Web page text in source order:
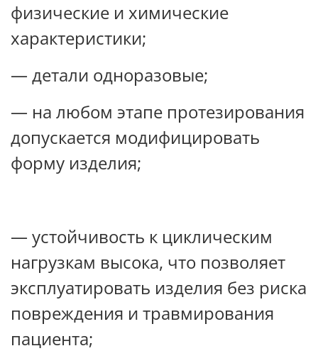
физические и химические
характеристики;
— детали одноразовые;
— на любом этапе протезирования
допускается модифицировать
форму изделия;
— устойчивость к циклическим
нагрузкам высока, что позволяет
эксплуатировать изделия без риска
повреждения и травмирования
пациента;